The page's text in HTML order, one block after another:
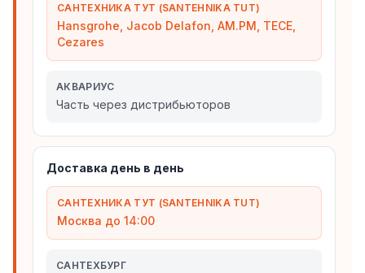
САНТЕХНИКА ТУТ (SANTEHNIKA TUT)
Hansgrohe, Jacob Delafon, AM.PM, TECE,
Cezares
АКВАРИУС
Часть через дистрибьюторов
Доставка день в день
САНТЕХНИКА ТУТ (SANTEHNIKA TUT)
Москва до 14:00
САНТЕХБУРГ